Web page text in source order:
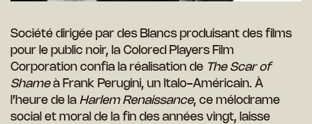
Société dirigée par des Blancs produisant des films
pour le public noir, la Colored Players Film
Corporation confia la réalisation de The Scar of
Shameà Frank Perugini, un Italo-Américain. À
l’heure de la Harlem Renaissance, ce mélodrame
social et moral de la fin des années vingt, laisse